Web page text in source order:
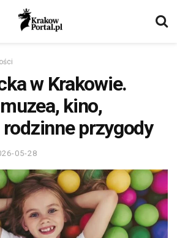
w Krakowie.
kino,
przygody
05-28